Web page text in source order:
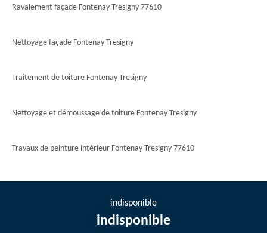
Ravalement façade Fontenay Tresigny 77610
Nettoyage façade Fontenay Tresigny
Traitement de toiture Fontenay Tresigny
Nettoyage et démoussage de toiture Fontenay Tresigny
Travaux de peinture intérieur Fontenay Tresigny 77610
indisponible
indisponible